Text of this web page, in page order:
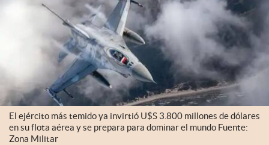
Eventos Corporativos
abre en nueva pestaña
Argentina
El ejército más temido ya invirtió U$S 3.800 millones de dólares
en su flota aérea y se prepara para dominar el mundo Fuente:
Zona Militar